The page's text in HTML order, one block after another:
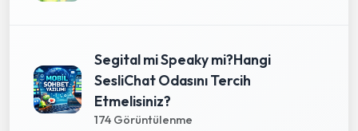
Segital mi Speaky mi?Hangi
SesliChat Odasını Tercih
Etmelisiniz?
174 Görüntülenme